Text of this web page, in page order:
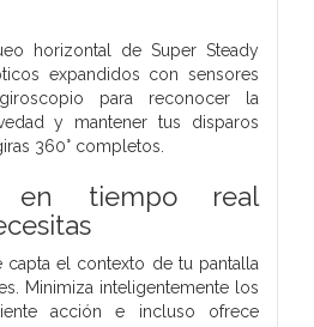
horizontal de Super Steady
expandidos con sensores
para reconocer la
y mantener tus disparos
360° completos.
en tiempo real
capta el contexto de tu pantalla
Minimiza inteligentemente los
acción e incluso ofrece